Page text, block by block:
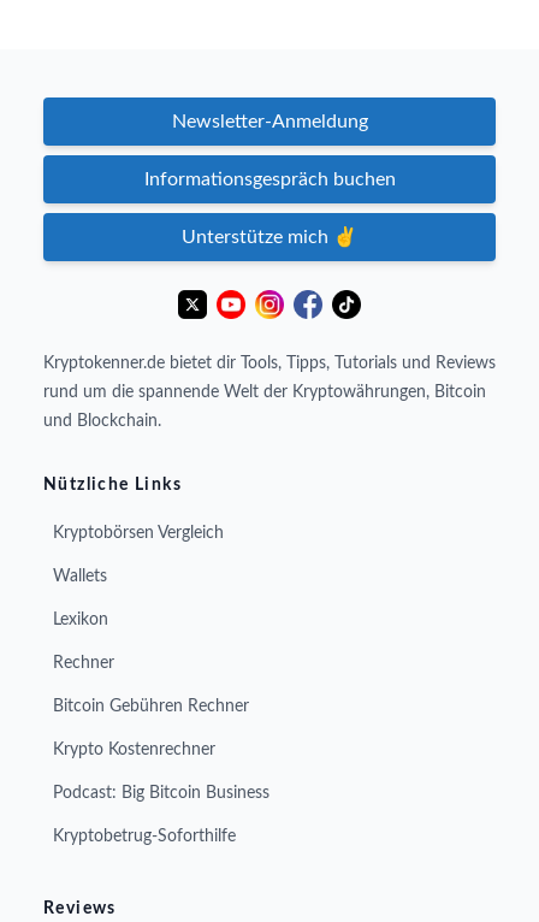
Newsletter-Anmeldung
Informationsgespräch buchen
Unterstütze mich ✌️
Kryptokenner.de bietet dir Tools, Tipps, Tutorials und Reviews
rund um die spannende Welt der Kryptowährungen, Bitcoin
und Blockchain.
Nützliche Links
Kryptobörsen Vergleich
Wallets
Lexikon
Rechner
Bitcoin Gebühren Rechner
Krypto Kostenrechner
Podcast: Big Bitcoin Business
Kryptobetrug-Soforthilfe
Reviews